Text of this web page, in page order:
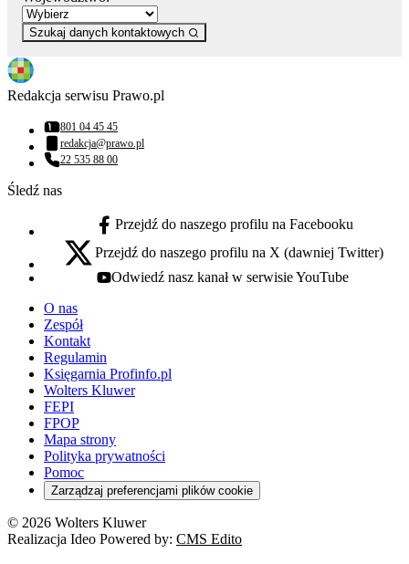
Szukaj danych kontaktowych
Redakcja serwisu Prawo.pl
Numer telefonu:
801 04 45 45
Adres email:
redakcja@prawo.pl
Numer telefonu:
22 535 88 00
Śledź nas
facebook - otwiera się w nowej karcie
Przejdź do naszego profilu na Facebooku
x - otwiera się w nowej karcie
Przejdź do naszego profilu na X (dawniej Twitter)
youtube - otwiera się w nowej karcie
Odwiedź nasz kanał w serwisie YouTube
O nas
Zespół
Kontakt
Regulamin
Księgarnia Profinfo.pl
Wolters Kluwer
FEPI
FPOP
Mapa strony
Polityka prywatności
Pomoc
Zarządzaj preferencjami plików cookie
© 2026 Wolters Kluwer
Realizacja Ideo Powered by: CMS Edito